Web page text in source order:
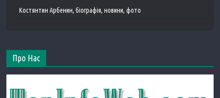
Костянтин Арбенин, біографія, новини, фото
Про Нас